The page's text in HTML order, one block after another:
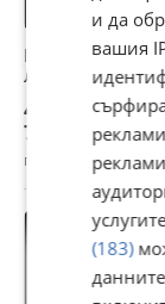
Препарат за
40,90 €
79,99 лв
гр. Пловдив,
и да
вашия
(183)